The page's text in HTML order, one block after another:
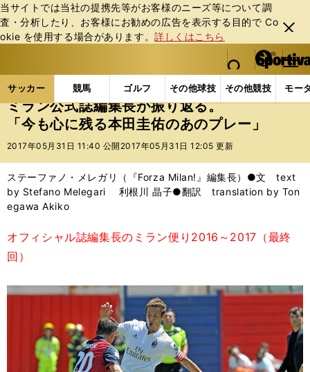
当サイトでは当社の提携先等がお客様のニーズ等について調
査・分析したり、お客様にお勧めの広告を表⽰する⽬的で Co
okie を使⽤する場合があります。詳しくはこちら
閉じ
る
web Sportiva (webスポルティーバ)
検索
マイペ
ー
ジ
メニュ
サッカー 競馬 ゴルフ その他球技 その他競技 モー
ス
ポ
ル
バ
サッカーの記事一覧 海外サッカー 海外サッカー
ミラン公式誌編集長が振り返る。
「今も心に残る本田圭佑のあのプレー」
2017年05月31日 11:40 公開 2017年05月31日 12:05 更新
ステーファノ・メレガリ（『Forza Milan!』編集長）●文 text
by Stefano Melegari 利根川 晶子●翻訳 translation by Ton
egawa Akiko
オフィシャル誌編集長のミラン便り2016～2017（最終
回）